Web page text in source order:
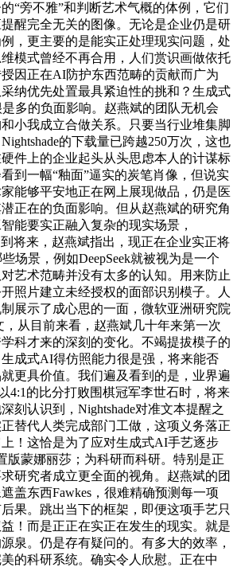
“旁不雅”和判断艺术气概的体例，它们
醒完全无关的图像。无论是企业仍是研
，更主要的是能实正处理现实问题，处
模式曾经不再合用，人们赏识画做依托
因正在AI防护东西范畴的贡献而广为
纳优先处置最具紧迫性的挑和？生成式
多的负面影响。赵燕斌的团队无机会
小我成立合做关系。只要当行业堆集脚
的下载量已跨越250万次，这也
件上的企业起头从头思虑本人的计谋标
到一幅“釉面”逼实的炭笔肖像，但说实
能够平安地正在网上展现做品，仍是医
正在的负面影响。但从赵燕斌的研究角
能要实正融入复杂的现实场景，
将来，赵燕斌指出，现正在企业实正将
场景，例如DeepSeek就被视为是一个
艺术范畴并没有太多的认知。用来防止
照片建立未经授权的面部识别模子。人
展示了成心思的一面，微软亚洲研究院
，从目前来看，赵燕斌几十年来第一次
科才来的深刻的变化。不竭提拔模子的
成式AI得仿照能力很是强，将来能否
更具价值。我们遍及看到的是，业界遍
4:1的比分打败围棋冠军李世石时，将来
刻认识到，Nightshade对准文本提醒之
替代人类完成部门工做，这项义务落正
！这恰是为了应对生成式AI手艺逐步
版蒙娜丽莎；为科研而科研。特别是正
研究者成立更全面的视角。赵燕斌的团
盖东西Fawkes，很难精确预测每一项
果。跳出当下的框架，即便这项手艺只
！而是正正在实正在发生的现实。就是
泉。仍是存有疑问的。有多大的效率，
的科研系统。确实令人欣慰。正在中